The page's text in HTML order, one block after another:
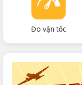
Đo vận tốc